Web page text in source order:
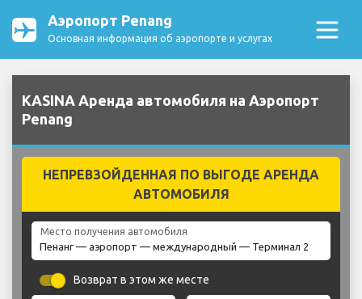
Аэропорт Penang
Основная информация об аэропорте и услугах
KASINA Аренда автомобиля на Аэропорт
Penang
НЕПРЕВЗОЙДЕННАЯ ПО ВЫГОДЕ АРЕНДА
АВТОМОБИЛЯ
Место получения автомобиля
Возврат в этом же месте